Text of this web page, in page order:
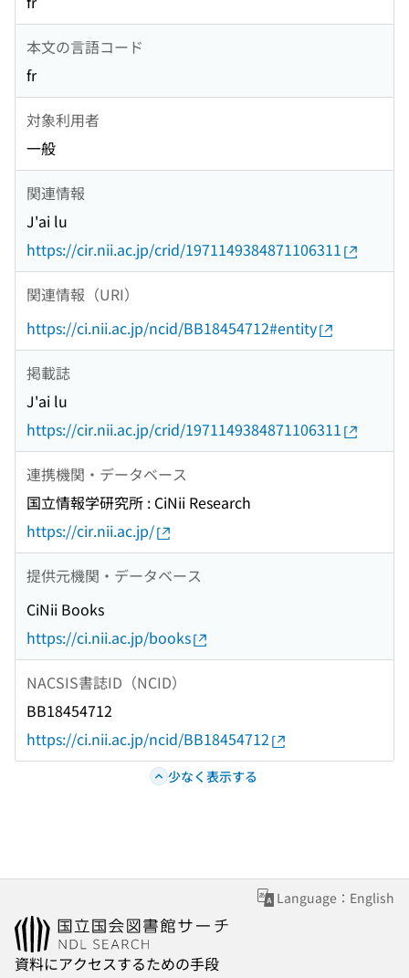
本文の言語コード
fr
対象利用者
一般
関連情報
J'ai lu
https://cir.nii.ac.jp/crid/1971149384871106311
関連情報（URI）
https://ci.nii.ac.jp/ncid/BB18454712#entity
掲載誌
J'ai lu
https://cir.nii.ac.jp/crid/1971149384871106311
連携機関・データベース
国立情報学研究所 : CiNii Research
https://cir.nii.ac.jp/
提供元機関・データベース
CiNii Books
https://ci.nii.ac.jp/books
NACSIS書誌ID（NCID）
BB18454712
https://ci.nii.ac.jp/ncid/BB18454712
少なく表示する
Language：English
資料にアクセスするための手段